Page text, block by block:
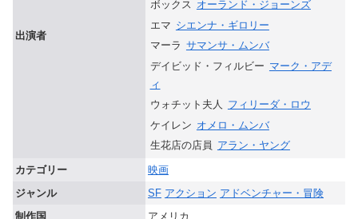
出演者
ボックス オーランド・ジョーンズ
エマ シエンナ・ギロリー
マーラ サマンサ・ムンバ
デイビッド・フィルビー マーク・アデ
ィ
ウォチット夫人 フィリーダ・ロウ
ケイレン オメロ・ムンバ
生花店の店員 アラン・ヤング
カテゴリー
映画
ジャンル
SF アクション アドベンチャー・冒険
制作国
アメリカ